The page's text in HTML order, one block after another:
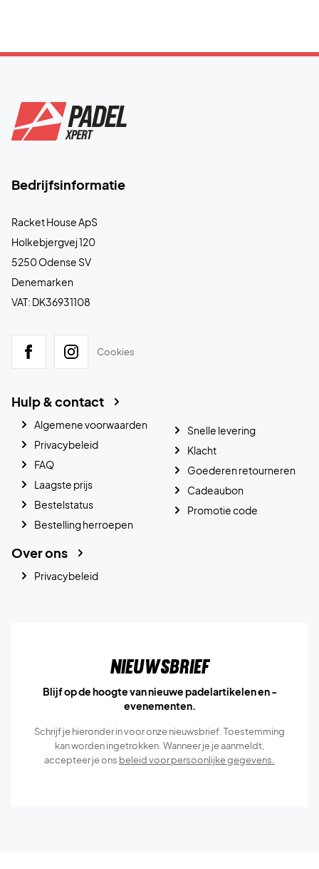
Bedrijfsinformatie
Racket House ApS
Holkebjergvej 120
5250 Odense SV
Denemarken
VAT: DK36931108
Cookies
Hulp & contact
Algemene voorwaarden
Privacybeleid
FAQ
Laagste prijs
Bestelstatus
Bestelling herroepen
Snelle levering
Klacht
Goederen retourneren
Cadeaubon
Promotie code
Over ons
Privacybeleid
Nieuwsbrief
Blijf op de hoogte van nieuwe padelartikelen en -
evenementen.
Schrijf je hieronder in voor onze nieuwsbrief. Toestemming
kan worden ingetrokken. Wanneer je je aanmeldt,
accepteer je ons beleid voor persoonlijke gegevens.